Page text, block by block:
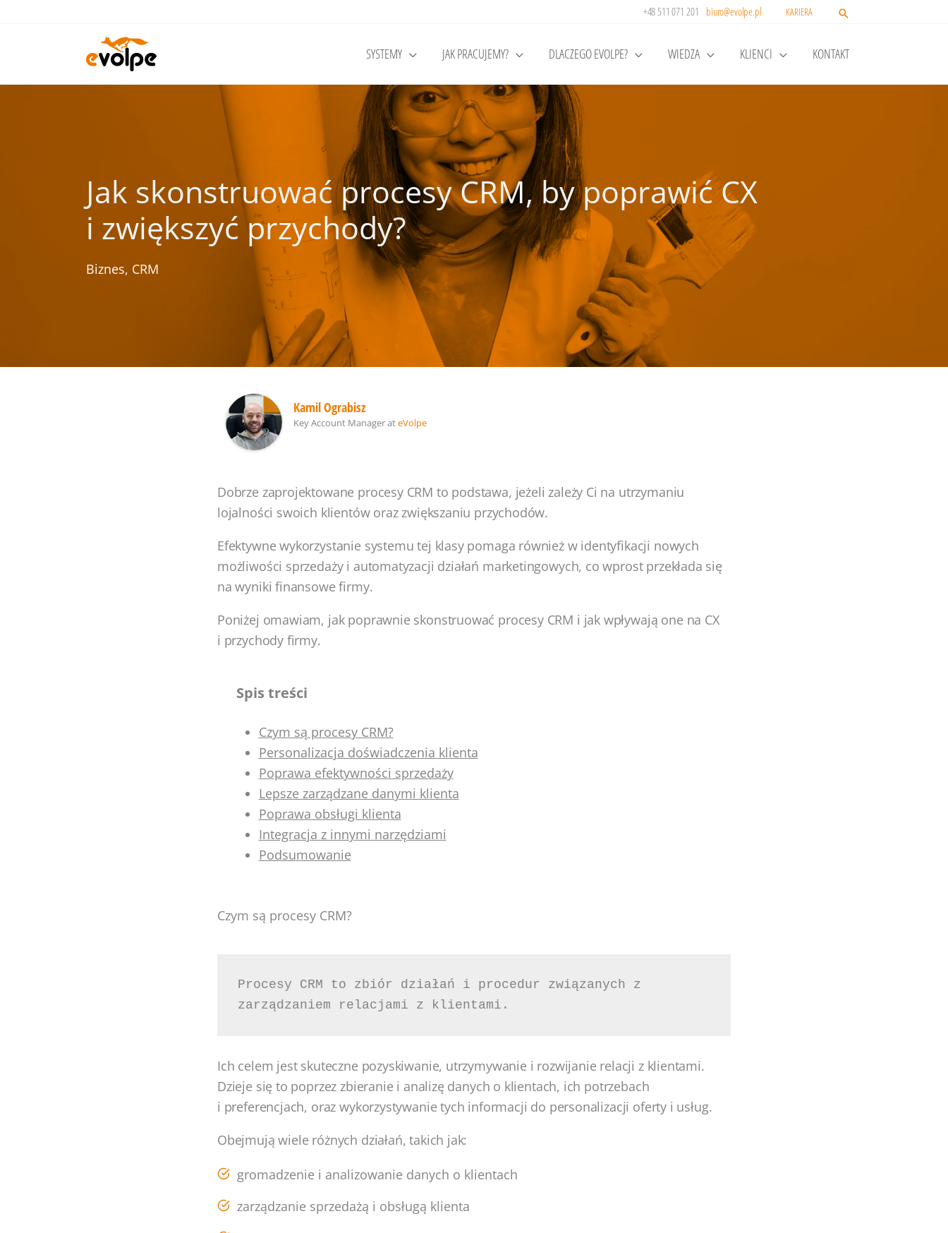
+48 511 071 201 biuro@evolpe.pl KARIERA
SYSTEMY JAK PRACUJEMY? DLACZEGO EVOLPE? WIEDZA KLIENCI KONTAKT
Jak skonstruować procesy CRM, by poprawić CX
i zwiększyć przychody?
Biznes, CRM
Kamil Ograbisz
Key Account ManagerateVolpe
Dobrze zaprojektowane procesy CRM to podstawa, jeżeli zależy Ci na utrzymaniu
lojalności swoich klientów oraz zwiększaniu przychodów.
Efektywne wykorzystanie systemu tej klasy pomaga również w identyfikacji nowych
możliwości sprzedaży i automatyzacji działań marketingowych, co wprost przekłada się
na wyniki finansowe firmy.
Poniżej omawiam, jak poprawnie skonstruować procesy CRM i jak wpływają one na CX
i przychody firmy.
Spis treści
Czym są procesy CRM?
Personalizacja doświadczenia klienta
Poprawa efektywności sprzedaży
Lepsze zarządzane danymi klienta
Poprawa obsługi klienta
Integracja z innymi narzędziami
Podsumowanie
Czym są procesy CRM?
Procesy CRM to zbiór działań i procedur związanych z
zarządzaniem relacjami z klientami.
Ich celem jest skuteczne pozyskiwanie, utrzymywanie i rozwijanie relacji z klientami.
Dzieje się to poprzez zbieranie i analizę danych o klientach, ich potrzebach
i preferencjach, oraz wykorzystywanie tych informacji do personalizacji oferty i usług.
Obejmują wiele różnych działań, takich jak:
gromadzenie i analizowanie danych o klientach
zarządzanie sprzedażą i obsługą klienta